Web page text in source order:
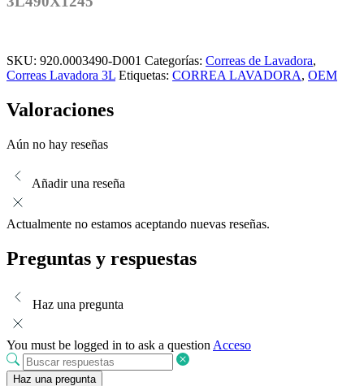
SKU: 920.0003490-D001 Categorías: Correas de Lavadora,
Correas Lavadora 3L Etiquetas: CORREA LAVADORA, OEM
Valoraciones
Aún no hay reseñas
Añadir una reseña
Actualmente no estamos aceptando nuevas reseñas.
Preguntas y respuestas
Haz una pregunta
You must be logged in to ask a question Acceso
Haz una pregunta